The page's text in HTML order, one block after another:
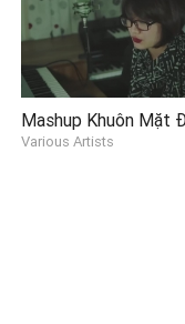
sống được đẹp như bản
mê
trong cuộc đời
thành sự thật
Various Artists